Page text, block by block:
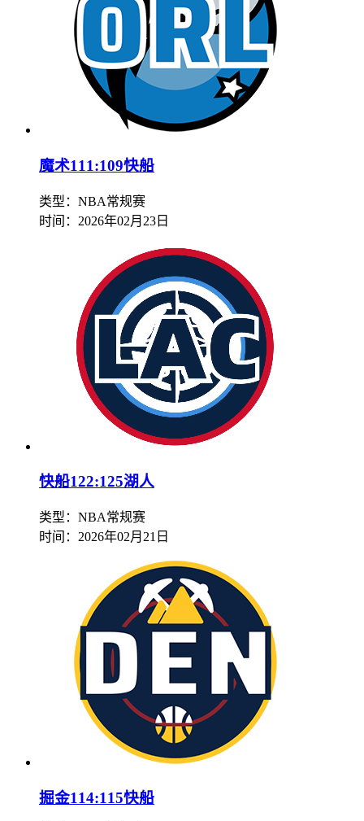
魔术111:109快船
类型：NBA常规赛
时间： 2026年02月23日
快船122:125湖人
类型：NBA常规赛
时间： 2026年02月21日
掘金114:115快船